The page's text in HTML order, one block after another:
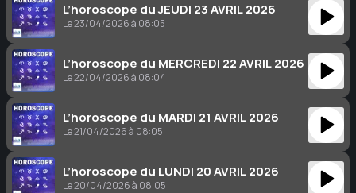
L’horoscope du JEUDI 23 AVRIL 2026
Le 23/04/2026 à 08:05
L’horoscope du MERCREDI 22 AVRIL 2026
Le 22/04/2026 à 08:04
L’horoscope du MARDI 21 AVRIL 2026
Le 21/04/2026 à 08:05
L’horoscope du LUNDI 20 AVRIL 2026
Le 20/04/2026 à 08:05